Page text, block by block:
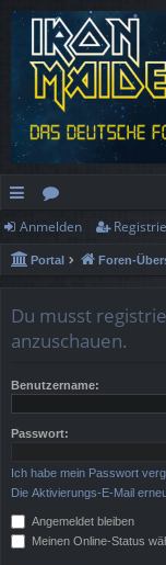
ch
ne
ug
f
or
en
Anmelden
Portal Foren-
Du musst
anzuschauen.
Benutzername:
Passwort:
Ich habe mein Passwort
Die Aktivierungs-E-Mail
Angemeldet bleiben
Meinen Online-Status